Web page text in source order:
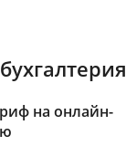
на онлайн-